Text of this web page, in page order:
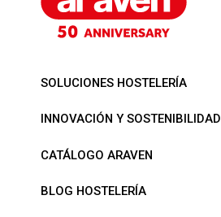
SOLUCIONES HOSTELERÍA
INNOVACIÓN Y SOSTENIBILIDAD
CATÁLOGO ARAVEN
BLOG HOSTELERÍA